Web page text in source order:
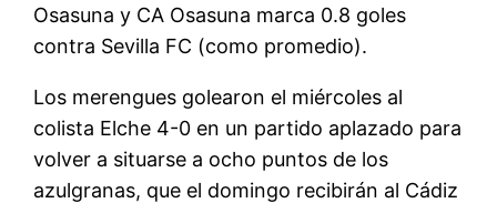
Osasuna y CA Osasuna marca 0.8 goles
contra Sevilla FC (como promedio).
Los merengues golearon el miércoles al
colista Elche 4-0 en un partido aplazado para
volver a situarse a ocho puntos de los
azulgranas, que el domingo recibirán al Cádiz